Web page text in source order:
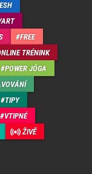
FREE
TRÉNINK
POWER JÓGA
TIPY
VTIPNÉ
ŽIVĚ